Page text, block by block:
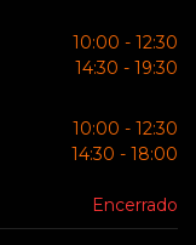
10:00 - 12:30
14:30 - 19:30
10:00 - 12:30
14:30 - 18:00
Encerrado